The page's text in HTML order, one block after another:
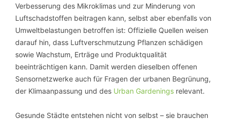
Verbesserung des Mikroklimas und zur Minderung von
Luftschadstoffen beitragen kann, selbst aber ebenfalls von
Umweltbelastungen betroffen ist: Offizielle Quellen weisen
darauf hin, dass Luftverschmutzung Pflanzen schädigen
sowie Wachstum, Erträge und Produktqualität
beeinträchtigen kann. Damit werden dieselben offenen
Sensornetzwerke auch für Fragen der urbanen Begrünung,
der Klimaanpassung und des Urban Gardenings relevant.
Gesunde Städte entstehen nicht von selbst – sie brauchen